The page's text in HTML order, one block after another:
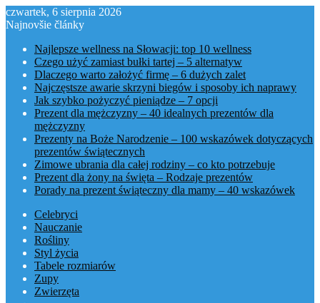
czwartek, 6 sierpnia 2026
Najnovšie články
Najlepsze wellness na Słowacji: top 10 wellness
Czego użyć zamiast bułki tartej – 5 alternatyw
Dlaczego warto założyć firmę – 6 dużych zalet
Najczęstsze awarie skrzyni biegów i sposoby ich naprawy
Jak szybko pożyczyć pieniądze – 7 opcji
Prezent dla mężczyzny – 40 idealnych prezentów dla
mężczyzny
Prezenty na Boże Narodzenie – 100 wskazówek dotyczących
prezentów świątecznych
Zimowe ubrania dla całej rodziny – co kto potrzebuje
Prezent dla żony na święta – Rodzaje prezentów
Porady na prezent świąteczny dla mamy – 40 wskazówek
Celebryci
Nauczanie
Rośliny
Styl życia
Tabele rozmiarów
Zupy
Zwierzęta